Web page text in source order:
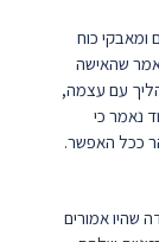
ומאבקי כוח
שהאישה
עם עצמה,
נאמר כי
ככל האפשר.
שהיו אמורים